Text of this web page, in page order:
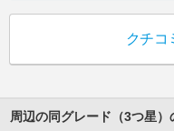
クチコ
周辺の同グレード（3つ星）